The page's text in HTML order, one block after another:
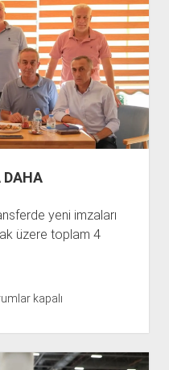
DAHA
yeni imzaları
üzere toplam 4
kapalı